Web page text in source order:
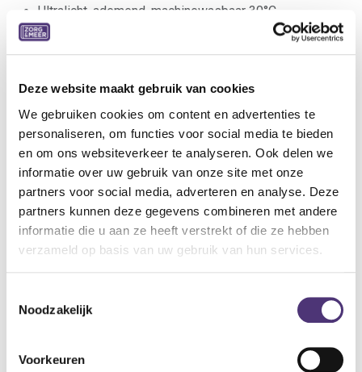
Deze website maakt gebruik van cookies
We gebruiken cookies om content en advertenties te
personaliseren, om functies voor social media te bieden
en om ons websiteverkeer te analyseren. Ook delen we
informatie over uw gebruik van onze site met onze
partners voor social media, adverteren en analyse. Deze
partners kunnen deze gegevens combineren met andere
informatie die u aan ze heeft verstrekt of die ze hebben
verzameld op basis van uw gebruik van hun services.
Noodzakelijk
Voorkeuren
Ultralicht, ademend, machinewasbaar 30°C
Zonder hinderlijke naden, verstevigde hiel
Ideale pantoffel voor combinatie met zwachtels
Indicaties:
Normale tot gevoelige voeten
Hallux valgus
Hamer- en klauwtenen
Metatarsalgie
Specificaties:
Weefsel: Zachte nylon
Binnenzool: Uitneembaar (inlegzool Tecnica S AIR)
Verpakking: per paar